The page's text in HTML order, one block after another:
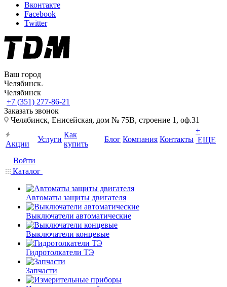
Вконтакте
Facebook
Twitter
Ваш город
Челябинск
Челябинск
+7 (351) 277-86-21
Заказать звонок
Челябинск, Енисейская, дом № 75В, строение 1, оф.31
Акции
Услуги
Как
купить
Блог Компания Контакты
+
ЕЩЕ
Войти
Каталог
Автоматы защиты двигателя
Выключатели автоматические
Выключатели концевые
Гидротолкатели ТЭ
Запчасти